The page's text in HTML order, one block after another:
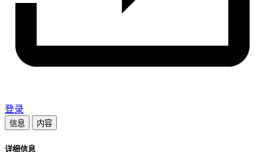
登录
信息 内容
详细信息